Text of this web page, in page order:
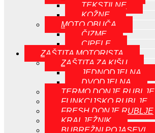
TEKSTILNE
KOŽNE
MOTO OBUČA
ČIZME
CIPELE
ZAŠTITA MOTORISTA
ZAŠTITA ZA KIŠU
JEDNODJELNA
DVODJELNA
TERMO DONJE RUBLJE
FUNKCIJSKO RUBLJE
FRESH DONJE RUBLJE
KRALJEŽNIK
BUBREŽNI POJASEVI